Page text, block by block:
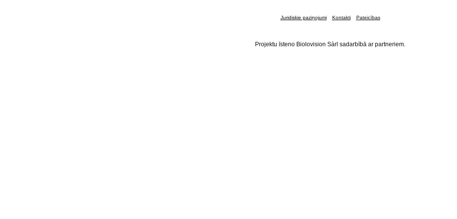
Juridiskie paziņojumi Kontakti Pateicības
Projektu īsteno Biolovision Sàrl sadarbībā ar partneriem.